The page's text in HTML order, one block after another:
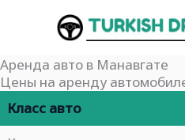
Аренда авто в Манавгате
Цены на аренду
Класс авто